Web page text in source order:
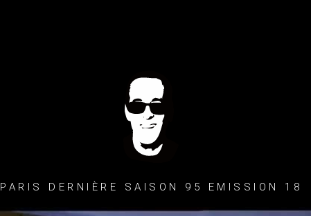
PARIS DERNIÈRE SAISON 95 EMISSION 18